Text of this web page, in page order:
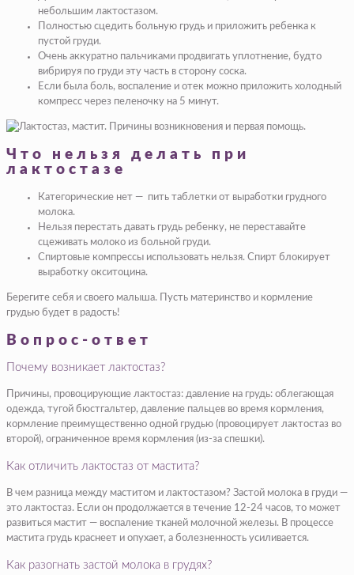
небольшим лактостазом.
Полностью сцедить больную грудь и приложить ребенка к
пустой груди.
Очень аккуратно пальчиками продвигать уплотнение, будто
вибрируя по груди эту часть в сторону соска.
Если была боль, воспаление и отек можно приложить холодный
компресс через пеленочку на 5 минут.
Что нельзя делать при
лактостазе
Категорические нет — пить таблетки от выработки грудного
молока.
Нельзя перестать давать грудь ребенку, не переставайте
сцеживать молоко из больной груди.
Спиртовые компрессы использовать нельзя. Спирт блокирует
выработку окситоцина.
Берегите себя и своего малыша. Пусть материнство и кормление
грудью будет в радость!
Вопрос-ответ
Почему возникает лактостаз?
Причины, провоцирующие лактостаз: давление на грудь: облегающая
одежда, тугой бюстгальтер, давление пальцев во время кормления,
кормление преимущественно одной грудью (провоцирует лактостаз во
второй), ограниченное время кормления (из-за спешки).
Как отличить лактостаз от мастита?
В чем разница между маститом и лактостазом? Застой молока в груди —
это лактостаз. Если он продолжается в течение 12-24 часов, то может
развиться мастит — воспаление тканей молочной железы. В процессе
мастита грудь краснеет и опухает, а болезненность усиливается.
Как разогнать застой молока в грудях?